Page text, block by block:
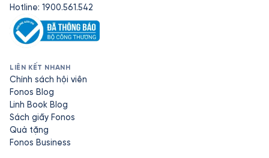
Hotline: 1900.561.542
LIÊN KẾT NHANH
Chính sách hội viên
Fonos Blog
Linh Book Blog
Sách giấy Fonos
Quà tặng
Fonos Business